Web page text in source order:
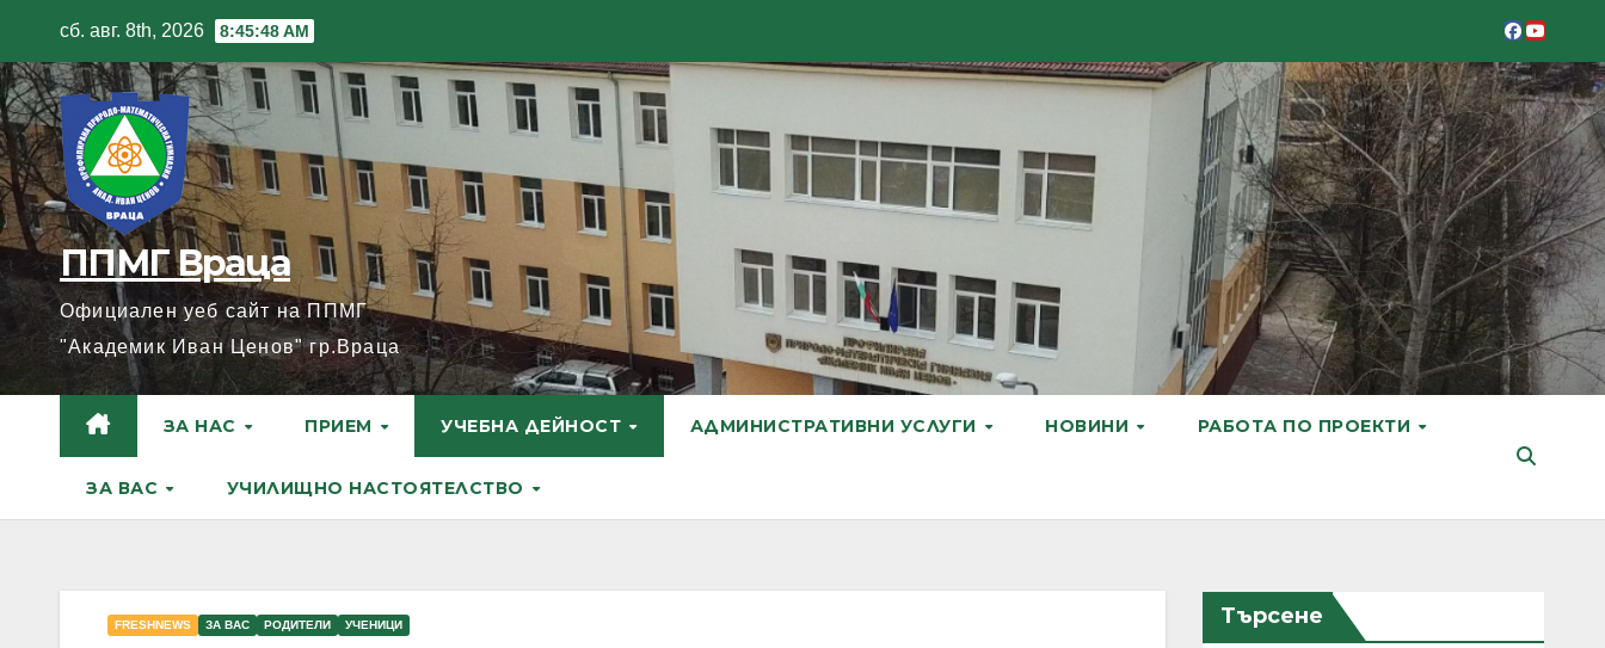
content
сб. авг. 8th, 2026 8:45:49 AM
ППМГ Враца
Официален уеб сайт на ППМГ
"Академик Иван Ценов" гр.Враца
ЗА НАС ПРИЕМ УЧЕБНА ДЕЙНОСТ АДМИНИСТРАТИВНИ УСЛУГИ НОВИНИ РАБОТА ПО ПРОЕКТИ
ЗА ВАС УЧИЛИЩНО НАСТОЯТЕЛСТВО
FRESHNEWS ЗА ВАС РОДИТЕЛИ УЧЕНИЦИ Търсене